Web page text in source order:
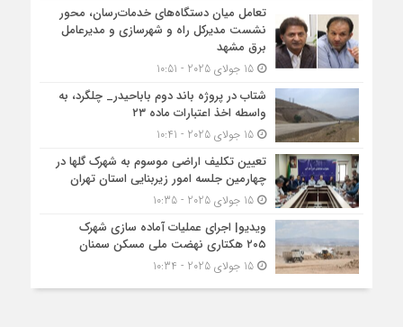
تعامل میان دستگاه‌های خدمات‌رسان، محور
نشست مدیرکل راه و شهرسازی و مدیرعامل
برق مشهد
15 جولای 2025 - 10:51
شتاب در پروژه باند دوم باباحیدر_ چلگرد، به
واسطه اخذ اعتبارات ماده ۲۳
15 جولای 2025 - 10:41
تعیین تکلیف اراضی موسوم به شهرک گلها در
چهارمین جلسه امور زیربنایی استان تهران
15 جولای 2025 - 10:35
ویدیو| اجرای عملیات آماده سازی شهرک
۲۰۵ هکتاری نهضت ملی مسکن سمنان
15 جولای 2025 - 10:34